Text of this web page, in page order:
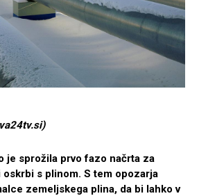
je sprožila prvo fazo načrta za
s plinom. S tem opozarja
zemeljskega plina, da bi lahko v